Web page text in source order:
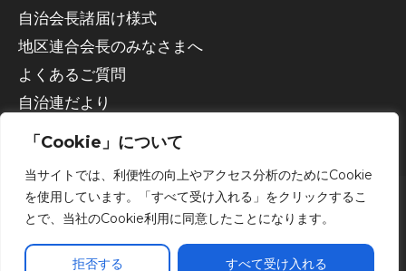
「Cookie」について
当サイトでは、利便性の向上やアクセス分析のためにCookie
を使用しています。「すべて受け入れる」をクリックするこ
とで、当社のCookie利用に同意したことになります。
拒否する すべて受け入れる
自治会長諸届け様式
地区連合会長のみなさまへ
よくあるご質問
自治連だより